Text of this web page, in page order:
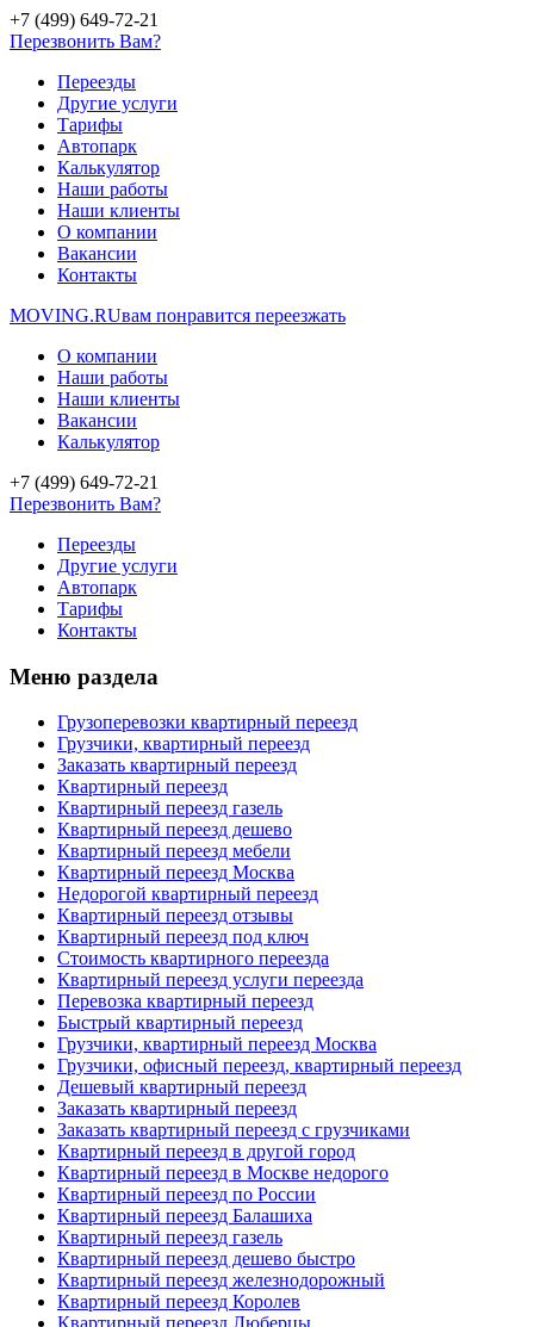
+7 (499) 649-72-21
Перезвонить Вам?
Переезды
Другие услуги
Тарифы
Автопарк
Калькулятор
Наши работы
Наши клиенты
О компании
Вакансии
Контакты
MOVING.RUвам понравится переезжать
О компании
Наши работы
Наши клиенты
Вакансии
Калькулятор
+7 (499) 649-72-21
Перезвонить Вам?
Переезды
Другие услуги
Автопарк
Тарифы
Контакты
Меню раздела
Грузоперевозки квартирный переезд
Грузчики, квартирный переезд
Заказать квартирный переезд
Квартирный переезд
Квартирный переезд газель
Квартирный переезд дешево
Квартирный переезд мебели
Квартирный переезд Москва
Недорогой квартирный переезд
Квартирный переезд отзывы
Квартирный переезд под ключ
Стоимость квартирного переезда
Квартирный переезд услуги переезда
Перевозка квартирный переезд
Быстрый квартирный переезд
Грузчики, квартирный переезд Москва
Грузчики, офисный переезд, квартирный переезд
Дешевый квартирный переезд
Заказать квартирный переезд
Заказать квартирный переезд с грузчиками
Квартирный переезд в другой город
Квартирный переезд в Москве недорого
Квартирный переезд по России
Квартирный переезд Балашиха
Квартирный переезд газель
Квартирный переезд дешево быстро
Квартирный переезд железнодорожный
Квартирный переезд Королев